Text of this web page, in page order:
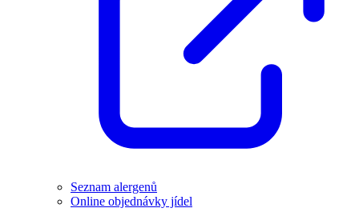
Seznam alergenů
Online objednávky jídel